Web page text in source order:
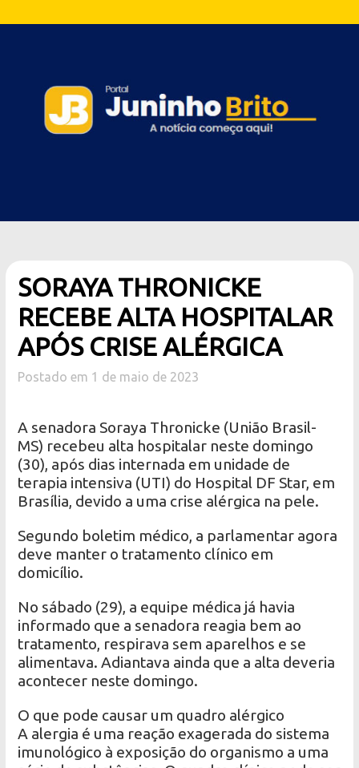
SORAYA THRONICKE
RECEBE ALTA HOSPITALAR
APÓS CRISE ALÉRGICA
Postado em 1 de maio de 2023
A senadora Soraya Thronicke (União Brasil-
MS) recebeu alta hospitalar neste domingo
(30), após dias internada em unidade de
terapia intensiva (UTI) do Hospital DF Star, em
Brasília, devido a uma crise alérgica na pele.
Segundo boletim médico, a parlamentar agora
deve manter o tratamento clínico em
domicílio.
No sábado (29), a equipe médica já havia
informado que a senadora reagia bem ao
tratamento, respirava sem aparelhos e se
alimentava. Adiantava ainda que a alta deveria
acontecer neste domingo.
O que pode causar um quadro alérgico
A alergia é uma reação exagerada do sistema
imunológico à exposição do organismo a uma